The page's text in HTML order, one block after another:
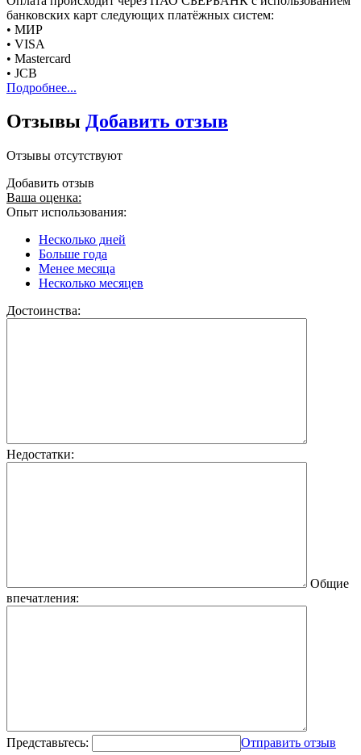
банковских карт следующих платёжных систем:
• МИР
• VISA
• Mastercard
• JCB
Подробнее...
Отзывы Добавить отзыв
Отзывы отсутствуют
Добавить отзыв
Ваша оценка:
Опыт использования:
Несколько дней
Больше года
Менее месяца
Несколько месяцев
Достоинства:
Недостатки:
Общие
впечатления:
Представьтесь: Отправить отзыв